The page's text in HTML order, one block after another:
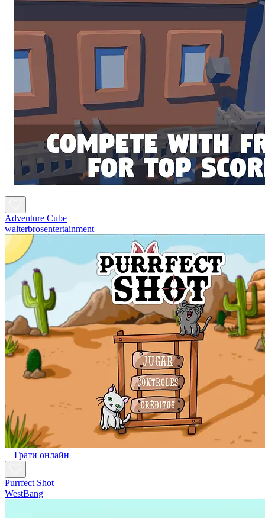
Adventure Cube
walterbrosentertainment
Грати онлайн
Purrfect Shot
WestBang